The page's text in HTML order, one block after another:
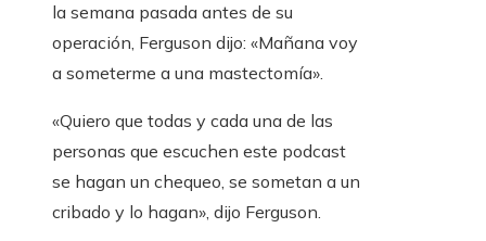
la semana pasada antes de su
operación, Ferguson dijo: «Mañana voy
a someterme a una mastectomía».
«Quiero que todas y cada una de las
personas que escuchen este podcast
se hagan un chequeo, se sometan a un
cribado y lo hagan», dijo Ferguson.